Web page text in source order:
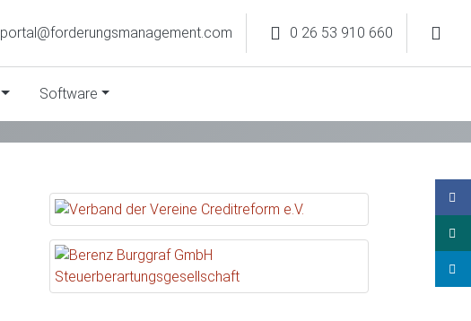
portal@forderungsmanagement.com 0 26 53 910 660
Software